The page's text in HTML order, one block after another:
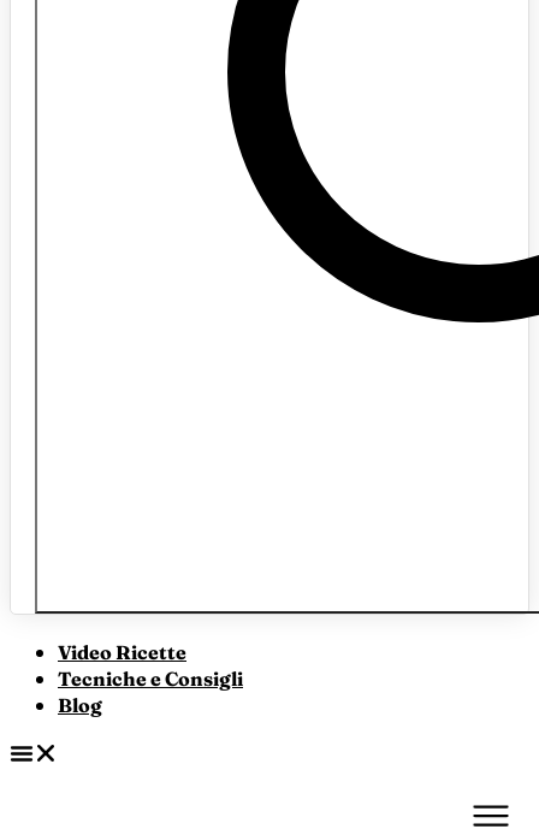
Video Ricette
Tecniche e Consigli
Blog